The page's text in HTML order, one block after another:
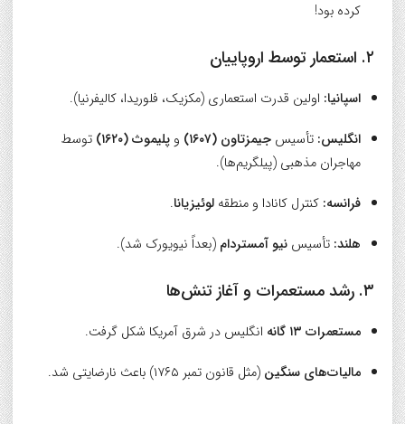
کرده بود!
۲. استعمار توسط اروپاییان
اسپانیا: اولین قدرت استعماری (مکزیک، فلوریدا، کالیفرنیا).
انگلیس: تأسیس جیمزتاون (۱۶۰۷) و پلیموث (۱۶۲۰)
توسط
مهاجران مذهبی (پیلگریم‌ها).
فرانسه: کنترل کانادا و منطقه لوئیزیانا.
هلند: تأسیس نیو آمستردام (بعداً نیویورک شد).
۳. رشد مستعمرات و آغاز تنش‌ها
مستعمرات ۱۳ گانه
انگلیس در شرق آمریکا شکل گرفت.
مالیات‌های سنگین (مثل قانون تمبر ۱۷۶۵) باعث نارضایتی شد.